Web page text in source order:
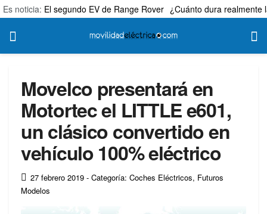
Es noticia: El segundo EV de Range Rover ¿Cuánto dura realmente
Movelco presentará en
Motortec el LITTLE e601,
un clásico convertido en
vehículo 100% eléctrico
27 febrero 2019 - Categoría: Coches Eléctricos, Futuros
Modelos